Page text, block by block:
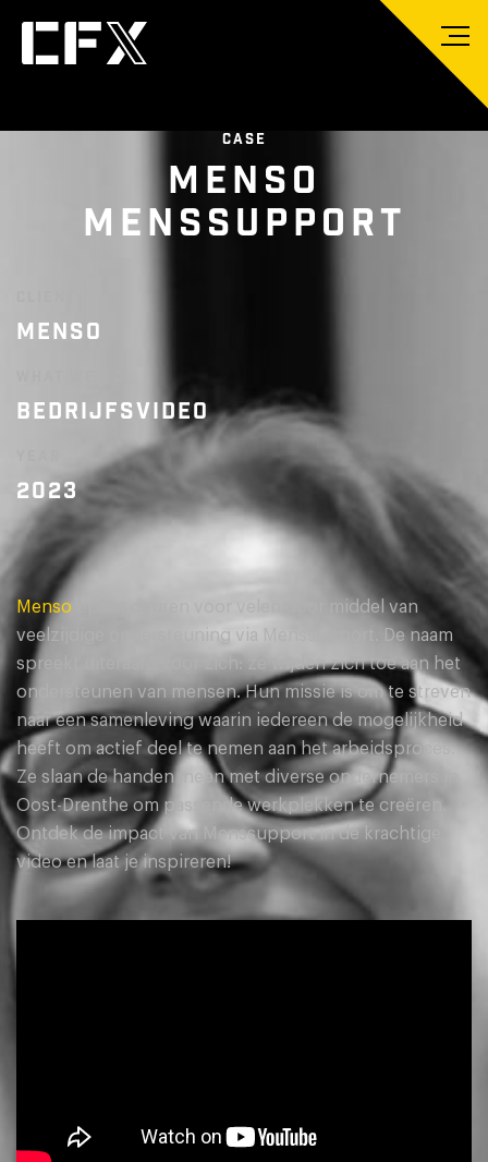
CASE
MENSO
MENSSUPPORT
MENSO
BEDRIJFSVIDEO
2023
Menso opent deuren voor velen door middel van
veelzijdige ondersteuning via Menssupport. De naam
spreekt uiteraard voor zich: ze wijden zich toe aan het
ondersteunen van mensen. Hun missie is om te streven
naar een samenleving waarin iedereen de mogelijkheid
heeft om actief deel te nemen aan het arbeidsproces.
Ze slaan de handen ineen met diverse ondernemers in
Oost-Drenthe om passende werkplekken te creëren.
Ontdek de impact van Menssupport in de krachtige
video en laat je inspireren!